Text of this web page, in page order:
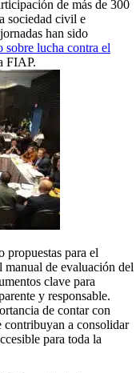
de más de 300
sociedad civil e
han sido
sobre lucha contra el
FIAP.
propuestas para el
de evaluación del
clave para
y responsable.
de contar con
contribuyan a consolidar
para toda la